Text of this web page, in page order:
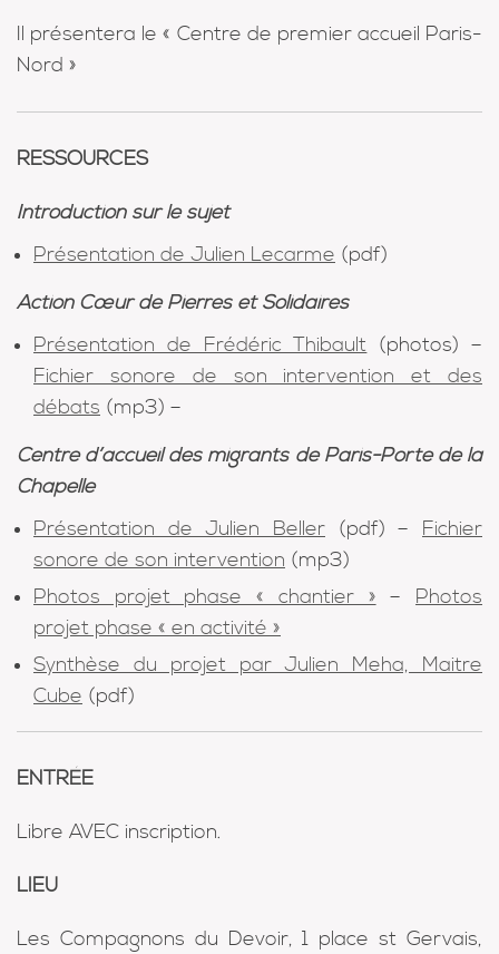
Il présentera le « Centre de premier accueil Paris-
Nord »
RESSOURCES
Introduction sur le sujet
Présentation de Julien Lecarme (pdf)
Action Cœur de Pierres et Solidaires
Présentation de Frédéric Thibault (photos) –
Fichier sonore de son intervention et des
débats (mp3) –
Centre d’accueil des migrants de Paris-Porte de la
Chapelle
Présentation de Julien Beller (pdf) – Fichier
sonore de son intervention (mp3)
Photos projet phase « chantier » – Photos
projet phase « en activité »
Synthèse du projet par Julien Meha, Maitre
Cube (pdf)
ENTRÉE
Libre AVEC inscription.
LIEU
Les Compagnons du Devoir, 1 place st Gervais,